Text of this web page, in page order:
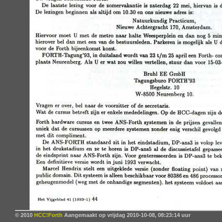
© 2010 HCC!Forth Aangemaakt op vrijdag 2010-10-08, 08:23:14 uur